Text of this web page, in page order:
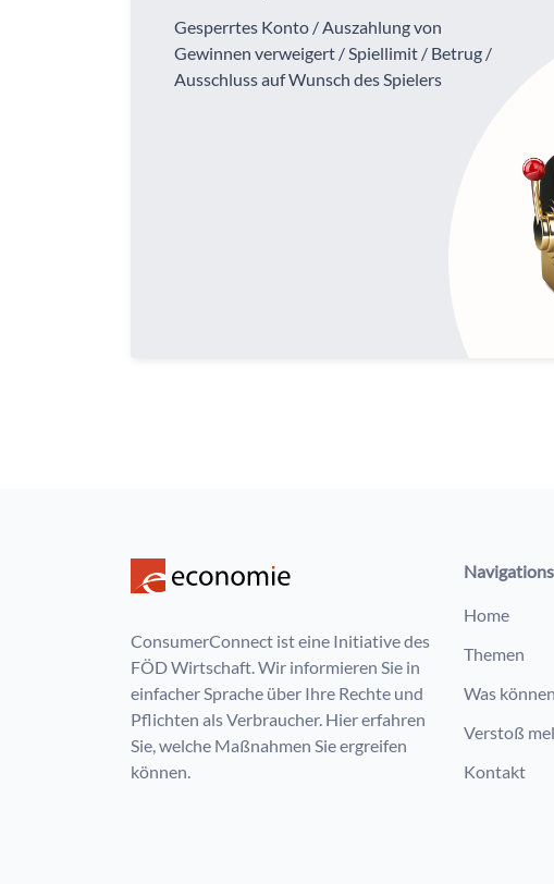
Gesperrtes Konto / Auszahlung von
Gewinnen verweigert / Spiellimit / Betrug /
Ausschluss auf Wunsch des Spielers
ConsumerConnect ist eine Initiative des
FÖD Wirtschaft. Wir informieren Sie in
einfacher Sprache über Ihre Rechte und
Pflichten als Verbraucher. Hier erfahren
Sie, welche Maßnahmen Sie ergreifen
können.
Home
Themen
Was
Verstoß
Kontakt